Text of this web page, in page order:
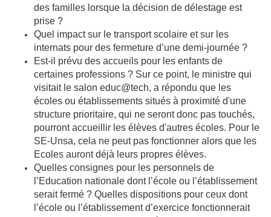
des familles lorsque la décision de délestage est
prise ?
Quel impact sur le transport scolaire et sur les
internats pour des fermeture d’une demi-journée ?
Est-il prévu des accueils pour les enfants de
certaines professions ? Sur ce point, le ministre qui
visitait le salon educ@tech, a répondu que les
écoles ou établissements situés à proximité d'une
structure prioritaire, qui ne seront donc pas touchés,
pourront accueillir les élèves d'autres écoles. Pour le
SE-Unsa, cela ne peut pas fonctionner alors que les
Ecoles auront déjà leurs propres élèves.
Quelles consignes pour les personnels de
l’Education nationale dont l’école ou l’établissement
serait fermé ? Quelles dispositions pour ceux dont
l’école ou l’établissement d’exercice fonctionnerait